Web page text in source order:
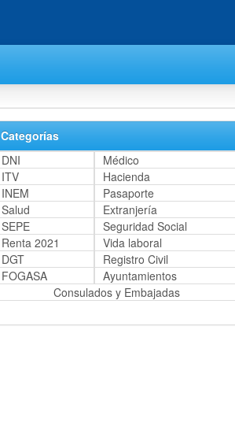
Categorías
DNI
Médico
ITV
Hacienda
INEM
Pasaporte
Salud
Extranjería
SEPE
Seguridad Social
Renta 2021
Vida laboral
DGT
Registro Civil
FOGASA
Ayuntamientos
Consulados y Embajadas